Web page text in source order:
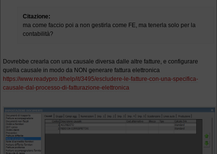
Citazione:
ma come faccio poi a non gestirla come FE, ma tenerla solo per la
contabilità?
Dovrebbe crearla con una causale diversa dalle altre fatture, e configurare
quella causale in modo da NON generare fattura elettronica
https://www.readypro.it/help/it/3495/escludere-le-fatture-con-una-specifica-
causale-dal-processo-di-fatturazione-elettronica